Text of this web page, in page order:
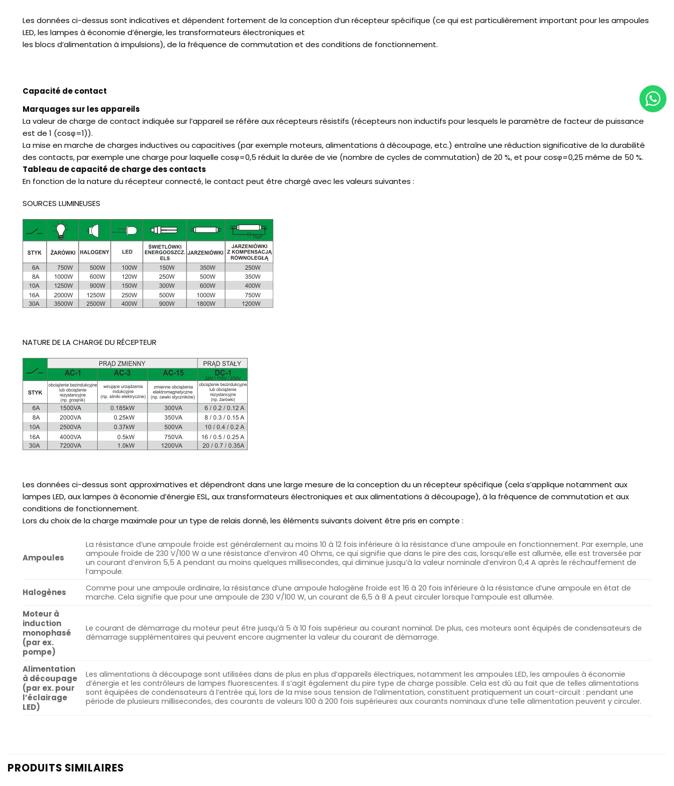
Les données ci-dessus sont indicatives et dépendent fortement de la conception d’un récepteur spécifique (ce qui est particulièrement important pour les ampoules
LED, les lampes à économie d’énergie, les transformateurs électroniques et
les blocs d’alimentation à impulsions), de la fréquence de commutation et des conditions de fonctionnement.
Capacité de contact
Marquages ​​sur les appareils
La valeur de charge de contact indiquée sur l’appareil se réfère aux récepteurs résistifs (récepteurs non inductifs pour lesquels le paramètre de facteur de puissance
est de 1 (cosφ=1)).
La mise en marche de charges inductives ou capacitives (par exemple moteurs, alimentations à découpage, etc.) entraîne une réduction significative de la durabilité
des contacts, par exemple une charge pour laquelle cosφ=0,5 réduit la durée de vie (nombre de cycles de commutation) de 20 %, et pour cosφ=0,25 même de 50 %.
Tableau de capacité de charge des contacts
En fonction de la nature du récepteur connecté, le contact peut être chargé avec les valeurs suivantes :
SOURCES LUMINEUSES
NATURE DE LA CHARGE DU RÉCEPTEUR
Les données ci-dessus sont approximatives et dépendront dans une large mesure de la conception du un récepteur spécifique (cela s’applique notamment aux
lampes LED, aux lampes à économie d’énergie ESL, aux transformateurs électroniques et aux alimentations à découpage), à ​​la fréquence de commutation et aux
conditions de fonctionnement.
Lors du choix de la charge maximale pour un type de relais donné, les éléments suivants doivent être pris en compte :
Ampoules
La résistance d’une ampoule froide est généralement au moins 10 à 12 fois inférieure à la résistance d’une ampoule en fonctionnement. Par exemple, une
ampoule froide de 230 V/100 W a une résistance d’environ 40 Ohms, ce qui signifie que dans le pire des cas, lorsqu’elle est allumée, elle est traversée par
un courant d’environ 5,5 A pendant au moins quelques millisecondes, qui diminue jusqu’à la valeur nominale d’environ 0,4 A après le réchauffement de
l’ampoule.
Halogènes
Comme pour une ampoule ordinaire, la résistance d’une ampoule halogène froide est 16 à 20 fois inférieure à la résistance d’une ampoule en état de
marche. Cela signifie que pour une ampoule de 230 V/100 W, un courant de 6,5 à 8 A peut circuler lorsque l’ampoule est allumée.
Moteur à
induction
monophasé
(par ex.
pompe)
Le courant de démarrage du moteur peut être jusqu’à 5 à 10 fois supérieur au courant nominal. De plus, ces moteurs sont équipés de condensateurs de
démarrage supplémentaires qui peuvent encore augmenter la valeur du courant de démarrage.
Alimentation
à découpage
(par ex. pour
l’éclairage
LED)
Les alimentations à découpage sont utilisées dans de plus en plus d’appareils électriques, notamment les ampoules LED, les ampoules à économie
d’énergie et les contrôleurs de lampes fluorescentes. Il s’agit également du pire type de charge possible. Cela est dû au fait que de telles alimentations
sont équipées de condensateurs à l’entrée qui, lors de la mise sous tension de l’alimentation, constituent pratiquement un court-circuit : pendant une
période de plusieurs millisecondes, des courants de valeurs 100 à 200 fois supérieures aux courants nominaux d’une telle alimentation peuvent y circuler.
PRODUITS SIMILAIRES